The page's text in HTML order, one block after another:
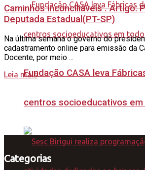
Fundação CASA leva
centros socioeducativos
Caminhos inconciliáveis . Artigo:
Deputada Estadual(PT-SP)
Na última semana o governo do
cadastramento online para emissão da
Docente, por meio ...
Leia mais
Categorias